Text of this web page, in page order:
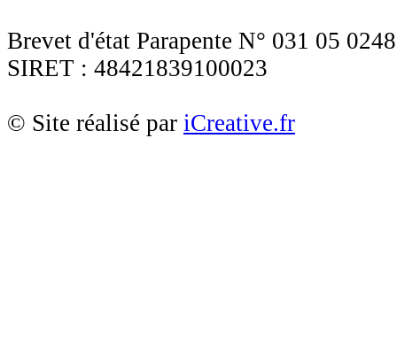
Brevet d'état Parapente N° 031 05 0248
SIRET : 48421839100023
© Site réalisé par iCreative.fr